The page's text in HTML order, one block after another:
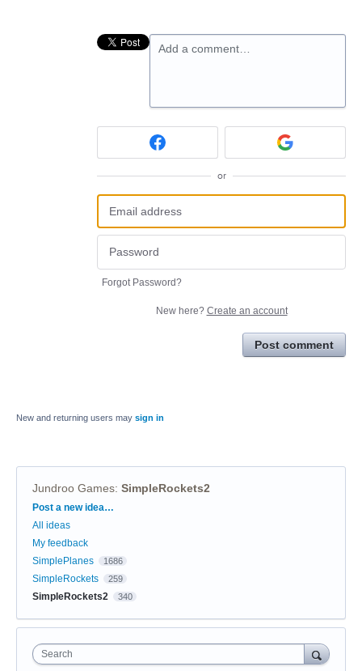
Add a comment…
or
Forgot Password?
New here? Create an account
Post comment
New and returning users may sign in
Jundroo Games: SimpleRockets2
Categories
Post a new idea…
All ideas
My feedback
SimplePlanes
1686
SimpleRockets 259
SimpleRockets2 340
Search